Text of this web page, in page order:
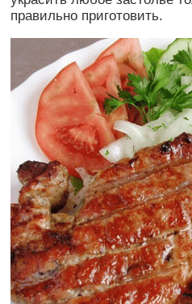
правильно приготовить.